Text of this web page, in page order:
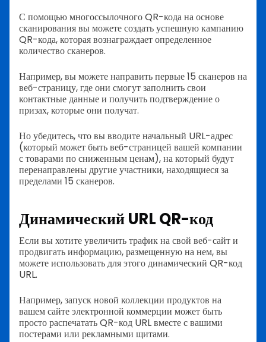
С помощью многоссылочного QR-кода на основе
сканирования вы можете создать успешную кампанию
QR-кода, которая вознаграждает определенное
количество сканеров.
Например, вы можете направить первые 15 сканеров на
веб-страницу, где они смогут заполнить свои
контактные данные и получить подтверждение о
призах, которые они получат.
Но убедитесь, что вы вводите начальный URL-адрес
(который может быть веб-страницей вашей компании
с товарами по сниженным ценам), на который будут
перенаправлены другие участники, находящиеся за
пределами 15 сканеров.
Динамический URL QR-код
Если вы хотите увеличить трафик на свой веб-сайт и
продвигать информацию, размещенную на нем, вы
можете использовать для этого динамический QR-код
URL.
Например, запуск новой коллекции продуктов на
вашем сайте электронной коммерции может быть
просто распечатать QR-код URL вместе с вашими
постерами или рекламными щитами.